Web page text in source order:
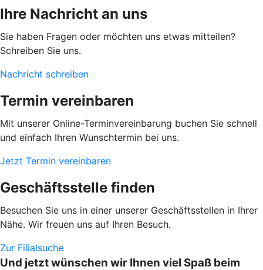
Ihre Nachricht an uns
Sie haben Fragen oder möchten uns etwas mitteilen?
Schreiben Sie uns.
Nachricht schreiben
Termin vereinbaren
Mit unserer Online-Terminvereinbarung buchen Sie schnell
und einfach Ihren Wunschtermin bei uns.
Jetzt Termin vereinbaren
Geschäftsstelle finden
Besuchen Sie uns in einer unserer Geschäftsstellen in Ihrer
Nähe. Wir freuen uns auf Ihren Besuch.
Zur Filialsuche
Und jetzt wünschen wir Ihnen viel Spaß beim